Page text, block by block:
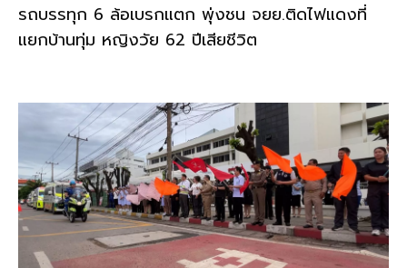
รถบรรทุก 6 ล้อเบรกแตก พุ่งชน จยย.ติดไฟแดงที่
แยกบ้านทุ่ม หญิงวัย 62 ปีเสียชีวิต